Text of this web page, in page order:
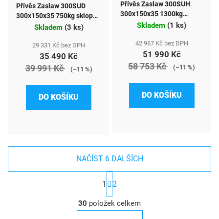
Přívěs Zaslaw 300SUD
300x150x35 750kg sklopný,
náprava 1000kg
Skladem (3 ks)
29 331 Kč bez DPH
35 490 Kč
39 991 Kč (–11 %)
DO KOŠÍKU
Přívěs Zaslaw 300SUH
300x150x35 1300kg
sklopnýSkladem (1 ks)
42 967 Kč bez DPH
51 990 Kč
58 753 Kč (–11 %)
DO KOŠÍKU
O
v
NAČÍST 6 DALŠÍCH
t
r
á
n
1 2
30 položek celkem